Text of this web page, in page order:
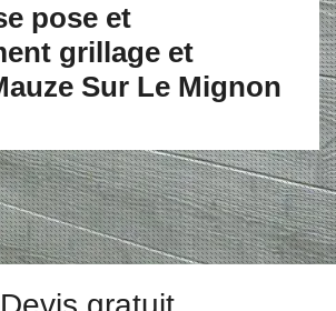
pose et
grillage et
Sur Le Mignon